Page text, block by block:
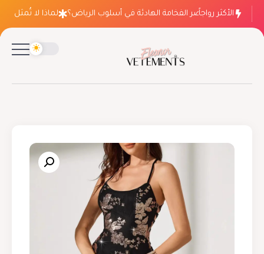
الأكثر رواجاً
لماذا ينتصر الفخامة الهادئة في أسلوب الرياض؟ لماذا لا تُمثل